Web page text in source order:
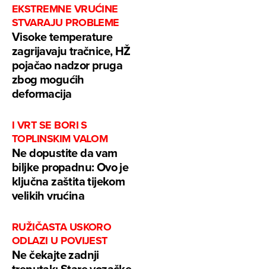
EKSTREMNE VRUĆINE
STVARAJU PROBLEME
Visoke temperature
zagrijavaju tračnice, HŽ
pojačao nadzor pruga
zbog mogućih
deformacija
I VRT SE BORI S
TOPLINSKIM VALOM
Ne dopustite da vam
biljke propadnu: Ovo je
ključna zaštita tijekom
velikih vrućina
RUŽIČASTA USKORO
ODLAZI U POVIJEST
Ne čekajte zadnji